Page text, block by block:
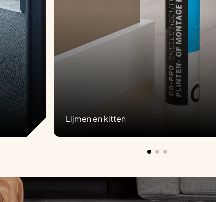
Lijmen en kitten